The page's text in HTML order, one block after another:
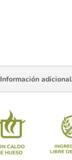
Información adicional